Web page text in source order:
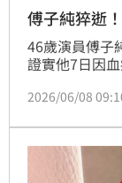
傅子純猝逝
46歲演員傅子
證實他7日因
辦入厝趴，資
2026/06/08